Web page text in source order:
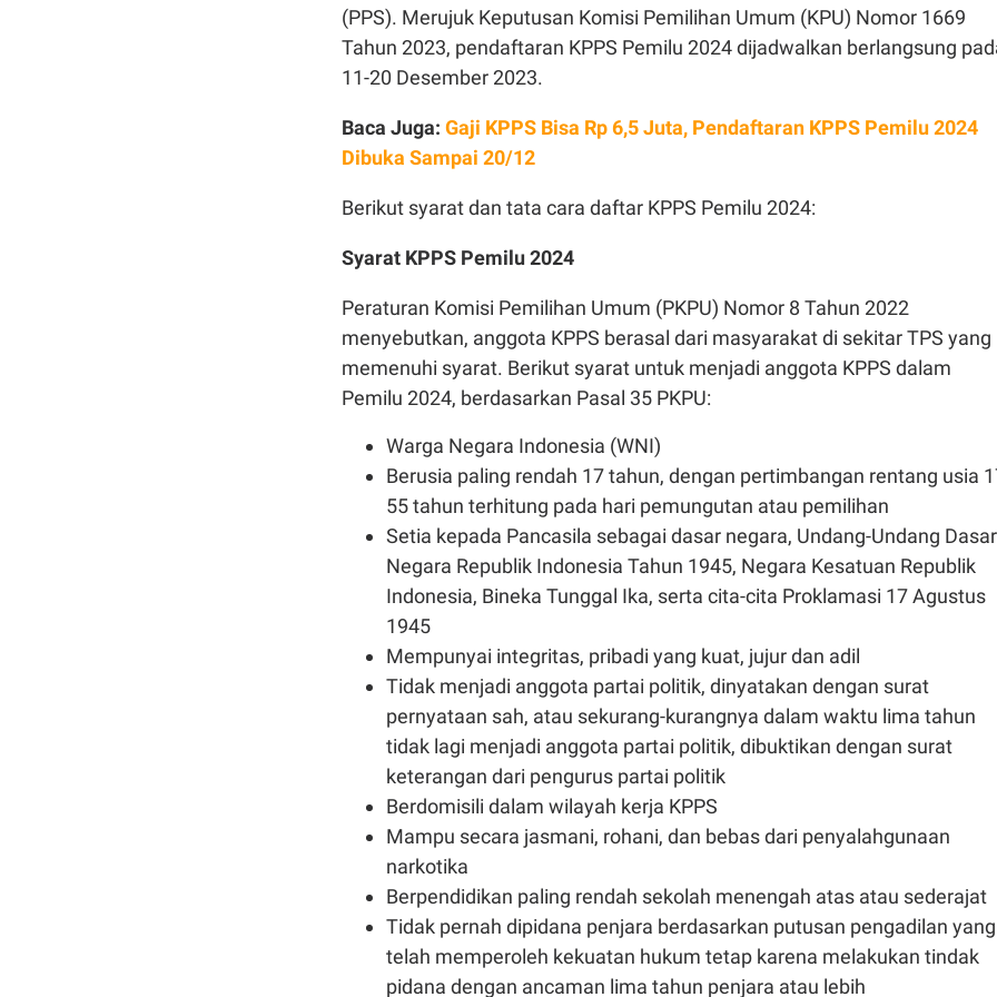
(PPS). Merujuk Keputusan Komisi Pemilihan Umum (KPU) Nomor 1669
Tahun 2023, pendaftaran KPPS Pemilu 2024 dijadwalkan berlangsung
11-20 Desember 2023.
Baca Juga: Gaji KPPS Bisa Rp 6,5 Juta, Pendaftaran KPPS Pemilu 2024
Dibuka Sampai 20/12
Berikut syarat dan tata cara daftar KPPS Pemilu 2024:
Syarat KPPS Pemilu 2024
Peraturan Komisi Pemilihan Umum (PKPU) Nomor 8 Tahun 2022
menyebutkan, anggota KPPS berasal dari masyarakat di sekitar TPS yang
memenuhi syarat. Berikut syarat untuk menjadi anggota KPPS dalam
Pemilu 2024, berdasarkan Pasal 35 PKPU:
Warga Negara Indonesia (WNI)
Berusia paling rendah 17 tahun, dengan pertimbangan rentang usia
55 tahun terhitung pada hari pemungutan atau pemilihan
Setia kepada Pancasila sebagai dasar negara, Undang-Undang Dasar
Negara Republik Indonesia Tahun 1945, Negara Kesatuan Republik
Indonesia, Bineka Tunggal Ika, serta cita-cita Proklamasi 17 Agustus
1945
Mempunyai integritas, pribadi yang kuat, jujur dan adil
Tidak menjadi anggota partai politik, dinyatakan dengan surat
pernyataan sah, atau sekurang-kurangnya dalam waktu lima tahun
tidak lagi menjadi anggota partai politik, dibuktikan dengan surat
keterangan dari pengurus partai politik
Berdomisili dalam wilayah kerja KPPS
Mampu secara jasmani, rohani, dan bebas dari penyalahgunaan
narkotika
Berpendidikan paling rendah sekolah menengah atas atau sederajat
Tidak pernah dipidana penjara berdasarkan putusan pengadilan yang
telah memperoleh kekuatan hukum tetap karena melakukan tindak
pidana dengan ancaman lima tahun penjara atau lebih